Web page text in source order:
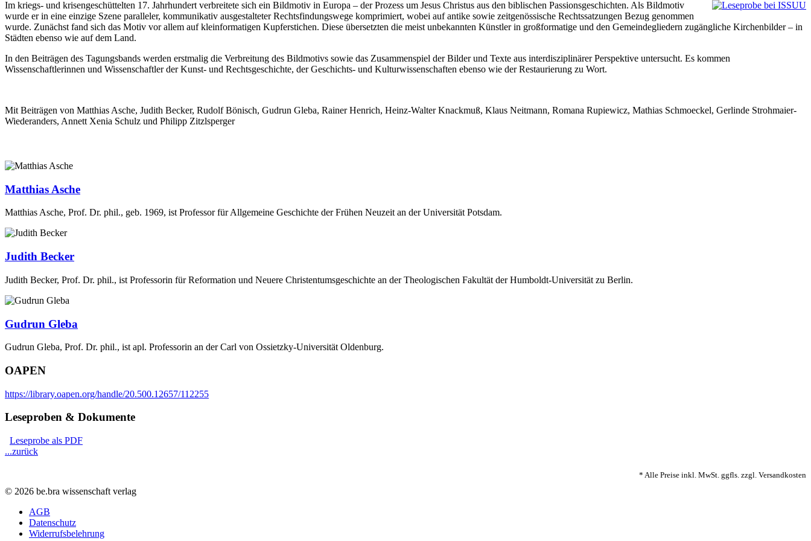
Im kriegs- und krisengeschüttelten 17. Jahrhundert verbreitete sich ein Bildmotiv in Europa – der Prozess um Jesus Christus aus den biblischen Passionsgeschichten. Als Bildmotiv
wurde er in eine einzige Szene paralleler, kommunikativ ausgestalteter Rechtsfindungswege komprimiert, wobei auf antike sowie zeitgenössische Rechtssatzungen Bezug genommen
wurde. Zunächst fand sich das Motiv vor allem auf kleinformatigen Kupferstichen. Diese übersetzten die meist unbekannten Künstler in großformatige und den Gemeindegliedern zugängliche Kirchenbilder – in
Städten ebenso wie auf dem Land.
In den Beiträgen des Tagungsbands werden erstmalig die Verbreitung des Bildmotivs sowie das Zusammenspiel der Bilder und Texte aus interdisziplinärer Perspektive untersucht. Es kommen
Wissenschaftlerinnen und Wissenschaftler der Kunst- und Rechtsgeschichte, der Geschichts- und Kulturwissenschaften ebenso wie der Restaurierung zu Wort.
Mit Beiträgen von Matthias Asche, Judith Becker, Rudolf Bönisch, Gudrun Gleba, Rainer Henrich, Heinz-Walter Knackmuß, Klaus Neitmann, Romana Rupiewicz, Mathias Schmoeckel, Gerlinde Strohmaier-
Wiederanders, Annett Xenia Schulz und Philipp Zitzlsperger
Matthias Asche
Matthias Asche, Prof. Dr. phil., geb. 1969, ist Professor für Allgemeine Geschichte der Frühen Neuzeit an der Universität Potsdam.
Judith Becker
Judith Becker, Prof. Dr. phil., ist Professorin für Reformation und Neuere Christentumsgeschichte an der Theologischen Fakultät der Humboldt-Universität zu Berlin.
Gudrun Gleba
Gudrun Gleba, Prof. Dr. phil., ist apl. Professorin an der Carl von Ossietzky-Universität Oldenburg.
OAPEN
https://library.oapen.org/handle/20.500.12657/112255
Leseproben & Dokumente
Leseprobe als PDF
...zurück
* Alle Preise inkl. MwSt. ggfls. zzgl. Versandkosten
© 2026 be.bra wissenschaft verlag
AGB
Datenschutz
Widerrufsbelehrung